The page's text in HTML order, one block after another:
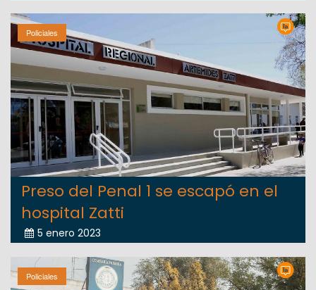
Policiales
Preso del Penal 1 se escapó en el
hospital Zatti
5 enero 2023
Policiales